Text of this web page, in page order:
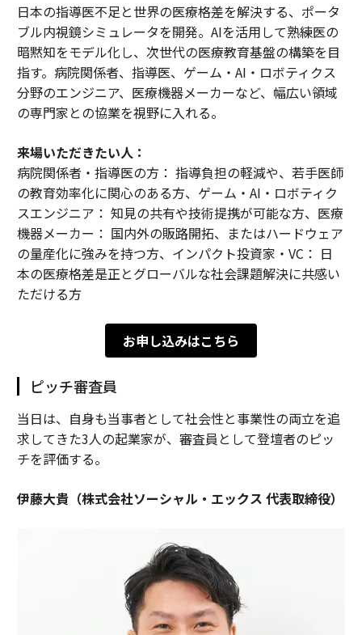
日本の指導医不足と世界の医療格差を解決する、ポータ
ブル内視鏡シミュレータを開発。AIを活用して熟練医の
暗黙知をモデル化し、次世代の医療教育基盤の構築を目
指す。病院関係者、指導医、ゲーム・AI・ロボティクス
分野のエンジニア、医療機器メーカーなど、幅広い領域
の専門家との協業を視野に入れる。
来場いただきたい人：
病院関係者・指導医の方： 指導負担の軽減や、若手医師
の教育効率化に関心のある方、ゲーム・AI・ロボティク
スエンジニア： 知見の共有や技術提携が可能な方、医療
機器メーカー： 国内外の販路開拓、またはハードウェア
の量産化に強みを持つ方、インパクト投資家・VC： 日
本の医療格差是正とグローバルな社会課題解決に共感い
ただける方
お申し込みはこちら
ピッチ審査員
当日は、自身も当事者として社会性と事業性の両立を追
求してきた3人の起業家が、審査員として登壇者のピッ
チを評価する。
伊藤大貴（株式会社ソーシャル・エックス 代表取締役）